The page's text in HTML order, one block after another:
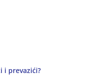
i prevazići?